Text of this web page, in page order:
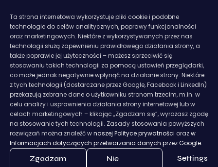
Ta strona internetowa wykorzystuje pliki cookie i podobne
technologie do celów analitycznych, poprawy funkcjonalności
oraz marketingowych. Niektóre z wykorzystywanych przez nas
technologii służą zapewnieniu prawidłowego działania strony, a
także poprawie jej użyteczności – możesz sprzeciwić się
stosowaniu takich technologii za pomocą ustawień przeglądarki,
co może jednak negatywnie wpłynąć na działanie strony. Niektóre
z tych technologii (dostarczane przez Google, Facebook i LinkedIn)
przekazują zebrane dane o użytkowniku stronom trzecim, m.in. w
celu analizy i usprawnienia działania strony internetowej lub w
celach marketingowych – klikając „Zgadzam się”, wyrażasz zgodę
na stosowanie tych technologii. Zasady stosowania powyższych
rozwiązań można znaleźć wnaszej Polityce prywatności orazw
Informacjach dotyczących przetwarzania danych przez Google.
Zgadzam
Nie
Settings